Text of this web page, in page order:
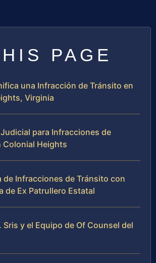
PAGE
una Infracción de Tránsito en
Virginia
para Infracciones de
Colonial Heights
de Infracciones de Tránsito con
de Ex Patrullero Estatal
Sris y el Equipo de Of Counsel del